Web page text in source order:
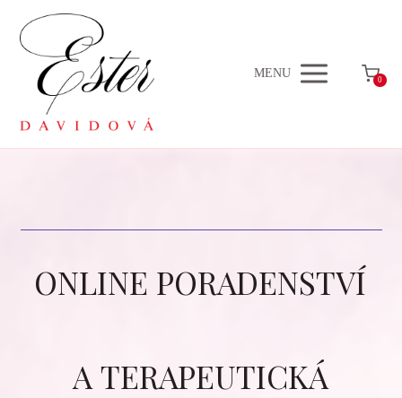
MENU 0
ONLINE PORADENSTVÍ
A TERAPEUTICKÁ